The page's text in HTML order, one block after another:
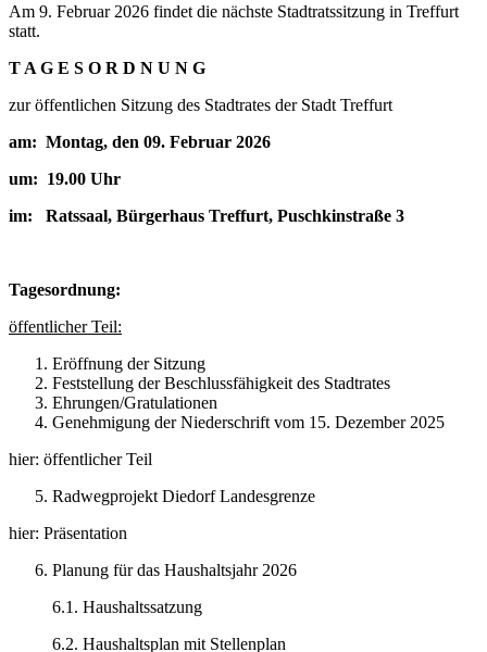
Am 9. Februar 2026 findet die nächste Stadtratssitzung in Treffurt
statt.
T A G E S O R D N U N G
zur öffentlichen Sitzung des Stadtrates der Stadt Treffurt
am: Montag, den 09. Februar 2026
um: 19.00 Uhr
im: Ratssaal, Bürgerhaus Treffurt, Puschkinstraße 3
Tagesordnung:
öffentlicher Teil:
Eröffnung der Sitzung
Feststellung der Beschlussfähigkeit des Stadtrates
Ehrungen/Gratulationen
Genehmigung der Niederschrift vom 15. Dezember 2025
hier: öffentlicher Teil
Radwegprojekt Diedorf Landesgrenze
hier: Präsentation
Planung für das Haushaltsjahr 2026
6.1. Haushaltssatzung
6.2. Haushaltsplan mit Stellenplan